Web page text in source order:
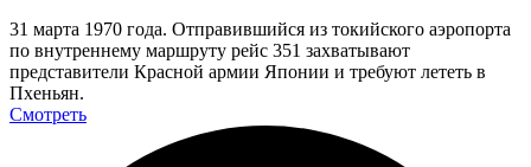
31 марта 1970 года. Отправившийся из токийского аэропорта
по внутреннему маршруту рейс 351 захватывают
представители Красной армии Японии и требуют лететь в
Пхеньян.
Смотреть